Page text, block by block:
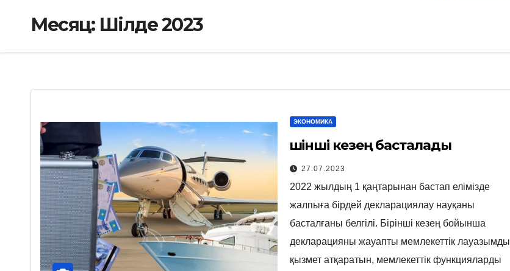
Месяц: Шілде 2023
ЭКОНОМИКА
Үшінші кезең басталады
27.07.2023
2022 жылдың 1 қаңтарынан бастап елімізде
жалпыға бірдей декларациялау науқаны
басталғаны белгілі. Бірінші кезең бойынша
декларацияны жауапты мемлекеттік лауазымды
қызмет атқаратын, мемлекеттік функцияларды